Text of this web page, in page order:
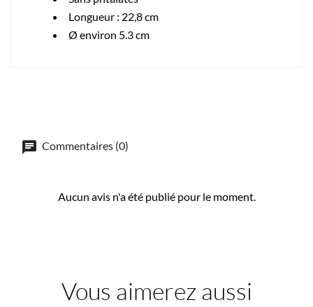
Longueur : 22,8 cm
Ø environ 5.3 cm
Commentaires (0)
Aucun avis n'a été publié pour le moment.
Vous aimerez aussi